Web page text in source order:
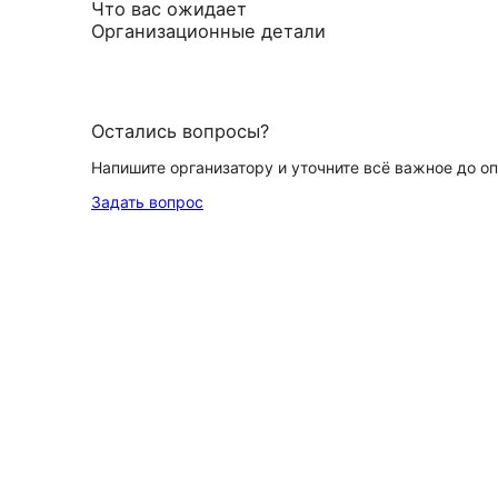
Что вас ожидает
Организационные детали
Остались вопросы?
Напишите организатору и уточните всё важное до
Задать вопрос